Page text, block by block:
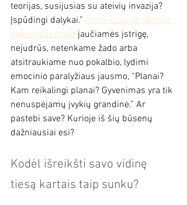
teorijas, susijusias su ateivių invazija?
Įspūdingi dalykai.” Imobilizacijos (dorsal
vagus) būsenoje jaučiamės įstrigę,
nejudrūs, netenkame žado arba
atsitraukiame nuo pokalbio, lydimi
emocinio paralyžiaus jausmo, “Planai?
Kam reikalingi planai? Gyvenimas yra tik
nenuspėjamų įvykių grandinė.” Ar
pastebi save? Kurioje iš šių būsenų
dažniausiai esi?
Kodėl išreikšti savo vidinę
tiesą kartais taip sunku?